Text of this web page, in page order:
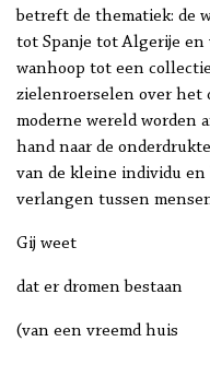
betreft de thematiek: de
tot Spanje tot Algerije en
wanhoop tot een
zielenroerselen over het
moderne wereld worden
hand naar de
van de kleine individu
verlangen tussen
Gij weet
dat er dromen bestaan
(van een vreemd huis